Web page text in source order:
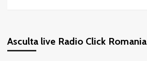
Asculta live Radio Click Romania